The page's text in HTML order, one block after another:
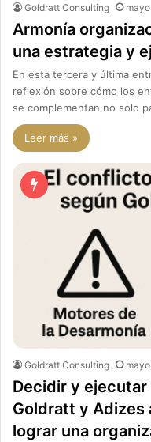
Goldratt Consulting
Armonía
una estrategia y
En esta tercera y última
reflexión sobre cómo los
se complementan no solo
Leer más »
Goldratt Consulting
Decidir y
Goldratt y Adizes
lograr una